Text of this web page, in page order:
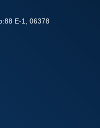
E-1, 06378